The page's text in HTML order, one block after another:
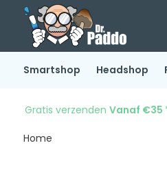
Smartshop Headshop
Gratis verzenden Vanaf €35
Home